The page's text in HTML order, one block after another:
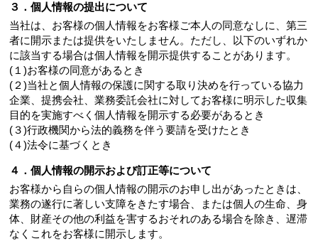
３．個人情報の提出について
当社は、お客様の個人情報をお客様ご本人の同意なしに、第三
者に開示または提供をいたしません。ただし、以下のいずれか
に該当する場合は個人情報を開示提供することがあります。
(１)お客様の同意があるとき
(２)当社と個人情報の保護に関する取り決めを行っている協力
企業、提携会社、業務委託会社に対してお客様に明示した収集
目的を実施すべく個人情報を開示する必要があるとき
(３)行政機関から法的義務を伴う要請を受けたとき
(４)法令に基づくとき
４．個人情報の開示および訂正等について
お客様から自らの個人情報の開示のお申し出があったときは、
業務の遂行に著しい支障をきたす場合、または個人の生命、身
体、財産その他の利益を害するおそれのある場合を除き、遅滞
なくこれをお客様に開示します。